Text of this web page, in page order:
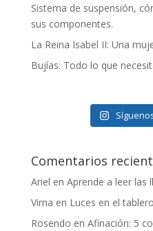
Sistema de suspensión,
sus componentes.
La Reina Isabel II: Una
Bujías: Todo lo que
Comentarios
Ariel en Aprende a leer las
Virna en Luces en el
Rosendo en Afinación: 5